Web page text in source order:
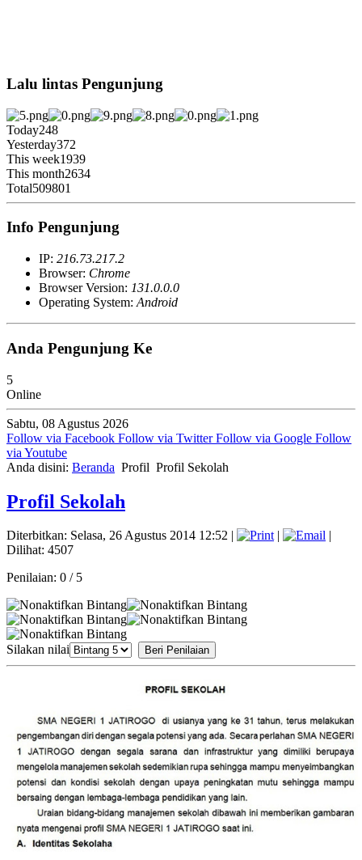
Lalu lintas Pengunjung
Today248
Yesterday372
This week1939
This month2634
Total509801
Info Pengunjung
IP: 216.73.217.2
Browser: Chrome
Browser Version: 131.0.0.0
Operating System: Android
Anda Pengunjung Ke
5
Online
Sabtu, 08 Agustus 2026
Follow via Facebook Follow via Twitter Follow via Google Follow
via Youtube
Anda disini: Beranda Profil Profil Sekolah
Profil Sekolah
Diterbitkan: Selasa, 26 Agustus 2014 12:52 | |
|
Dilihat: 4507
Penilaian: 0 / 5
Silakan nilai